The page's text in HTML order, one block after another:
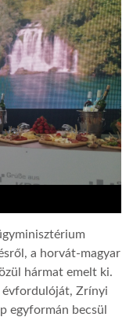
a horvát-magyar
hármat emelt ki.
évfordulóját, Zrínyi
egyformán becsül